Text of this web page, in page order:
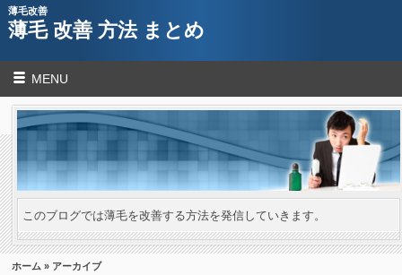
薄毛改善
薄毛 改善 方法 まとめ
MENU
このブログでは薄毛を改善する方法を発信していきます。
ホーム » アーカイブ